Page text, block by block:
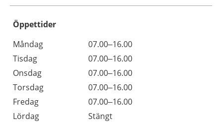
Öppettider
Dag
Öppettider
Kommentarer
Måndag
07.00–16.00
Tisdag
07.00–16.00
Onsdag
07.00–16.00
Torsdag
07.00–16.00
Fredag
07.00–16.00
Lördag
Stängt